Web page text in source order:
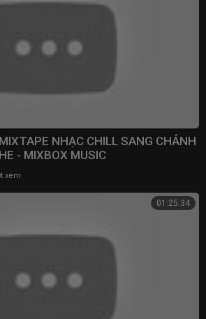
NHẠC CHILL SANG CHẢNH
- MIXBOX MUSIC
xem
01:25:34